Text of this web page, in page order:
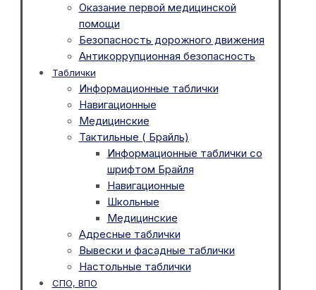
Оказание первой медицинской
помощи
Безопасность дорожного движения
Антикоррупционная безопасность
Таблички
Информационные таблички
Навигационные
Медицинские
Тактильные ( Брайль)
Информационные таблички со
шрифтом Брайля
Навигационные
Школьные
Медицинские
Адресные таблички
Вывески и фасадные таблички
Настольные таблички
СПО, ВПО